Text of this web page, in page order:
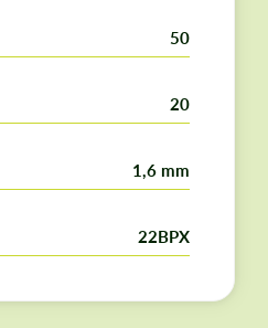
50
20
1,6 mm
22BPX